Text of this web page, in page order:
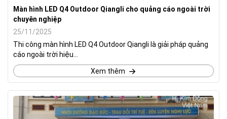
Màn hình LED Q4 Outdoor Qiangli cho quảng cáo ngoài trời
chuyên nghiệp
25/11/2025
Thi công màn hình LED Q4 Outdoor Qiangli là giải pháp quảng
cáo ngoài trời hiệu...
Xem thêm